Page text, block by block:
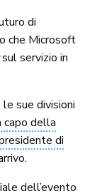
di
che Microsoft
sul servizio in
sue divisioni
capo della
di
dell’evento